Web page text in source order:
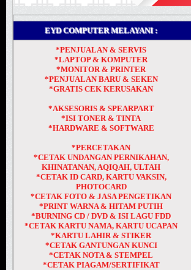
EYD COMPUTER MELAYANI :
*PENJUALAN & SERVIS
*LAPTOP & KOMPUTER
*MONITOR & PRINTER
*PENJUALAN BARU & SEKEN
*GRATIS CEK KERUSAKAN
*AKSESORIS & SPEARPART
*ISI TONER & TINTA
*HARDWARE & SOFTWARE
*PERCETAKAN
*CETAK UNDANGAN PERNIKAHAN,
KHINATANAN, AQIQAH, ULTAH
*CETAK ID CARD, KARTU VAKSIN,
PHOTOCARD
*CETAK FOTO & JASA PENGETIKAN
*PRINT WARNA & HITAM PUTIH
*BURNING CD / DVD & ISI LAGU FDD
*CETAK KARTU NAMA, KARTU UCAPAN
*KARTU LAHIR & STIKER
*CETAK GANTUNGAN KUNCI
*CETAK NOTA & STEMPEL
*CETAK PIAGAM/SERTIFIKAT